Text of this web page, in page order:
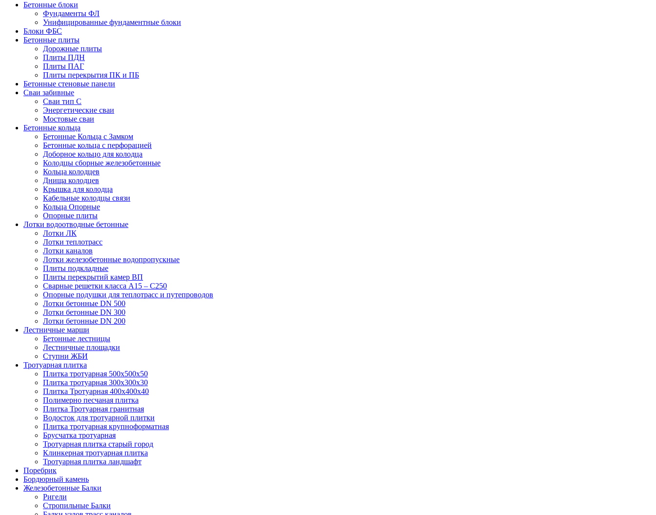
Бетонные блоки
Фундаменты ФЛ
Унифицированные фундаментные блоки
Блоки ФБС
Бетонные плиты
Дорожные плиты
Плиты ПДН
Плиты ПАГ
Плиты перекрытия ПК и ПБ
Бетонные стеновые панели
Сваи забивные
Сваи тип С
Энергетические сваи
Mостовые сваи
Бетонные кольца
Бетонные Кольца с Замком
Бетонные кольца с перфорацией
Доборное кольцо для колодца
Колодцы сборные железобетонные
Кольца колодцев
Днища колодцев
Крышка для колодца
Кабельные колодцы связи
Кольца Опорные
Опорные плиты
Лотки водоотводные бетонные
Лотки ЛК
Лотки теплотрасс
Лотки каналов
Лотки железобетонные водопропускные
Плиты подкладные
Плиты перекрытий камер ВП
Сварные решетки класса А15 – С250
Опорные подушки для теплотрасс и путепроводов
Лотки бетонные DN 500
Лотки бетонные DN 300
Лотки бетонные DN 200
Лестничные марши
Бетонные лестницы
Лестничные площадки
Ступни ЖБИ
Тротуарная плитка
Плитка тротуарная 500х500х50
Плитка тротуарная 300х300х30
Плитка Тротуарная 400x400x40
Полимерно песчаная плитка
Плитка Тротуарная гранитная
Водосток для тротуарной плитки
Плитка тротуарная крупноформатная
Брусчатка тротуарная
Тротуарная плитка старый город
Клинкерная тротуарная плитка
Тротуарная плитка ландшафт
Поребрик
Бордюрный камень
Железобетонные Балки
Ригели
Стропильные Балки